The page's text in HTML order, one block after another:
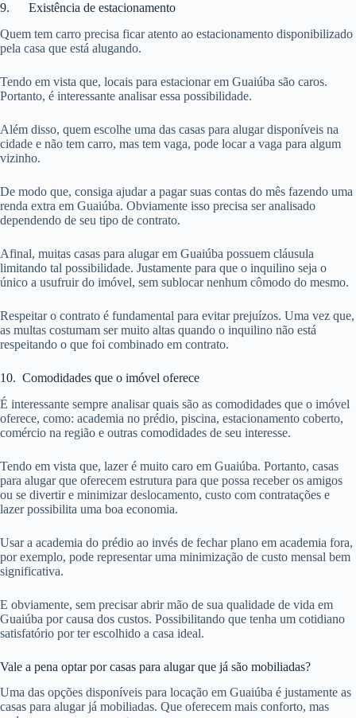
9. Existência de estacionamento
Quem tem carro precisa ficar atento ao estacionamento disponibilizado
pela casa que está alugando.
Tendo em vista que, locais para estacionar em Guaiúba são caros.
Portanto, é interessante analisar essa possibilidade.
Além disso, quem escolhe uma das casas para alugar disponíveis na
cidade e não tem carro, mas tem vaga, pode locar a vaga para algum
vizinho.
De modo que, consiga ajudar a pagar suas contas do mês fazendo uma
renda extra em Guaiúba. Obviamente isso precisa ser analisado
dependendo de seu tipo de contrato.
Afinal, muitas casas para alugar em Guaiúba possuem cláusula
limitando tal possibilidade. Justamente para que o inquilino seja o
único a usufruir do imóvel, sem sublocar nenhum cômodo do mesmo.
Respeitar o contrato é fundamental para evitar prejuízos. Uma vez que,
as multas costumam ser muito altas quando o inquilino não está
respeitando o que foi combinado em contrato.
10. Comodidades que o imóvel oferece
É interessante sempre analisar quais são as comodidades que o imóvel
oferece, como: academia no prédio, piscina, estacionamento coberto,
comércio na região e outras comodidades de seu interesse.
Tendo em vista que, lazer é muito caro em Guaiúba. Portanto, casas
para alugar que oferecem estrutura para que possa receber os amigos
ou se divertir e minimizar deslocamento, custo com contratações e
lazer possibilita uma boa economia.
Usar a academia do prédio ao invés de fechar plano em academia fora,
por exemplo, pode representar uma minimização de custo mensal bem
significativa.
E obviamente, sem precisar abrir mão de sua qualidade de vida em
Guaiúba por causa dos custos. Possibilitando que tenha um cotidiano
satisfatório por ter escolhido a casa ideal.
Vale a pena optar por casas para alugar que já são mobiliadas?
Uma das opções disponíveis para locação em Guaiúba é justamente as
casas para alugar já mobiliadas. Que oferecem mais conforto, mas